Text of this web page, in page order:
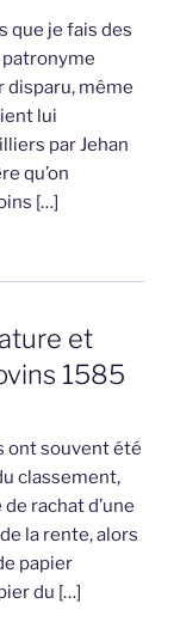
que je fais des
disparu, même
lui
par Jehan
qu’on
[…]
et
1585
ont souvent été
classement,
rachat d’une
la rente, alors
papier
du […]